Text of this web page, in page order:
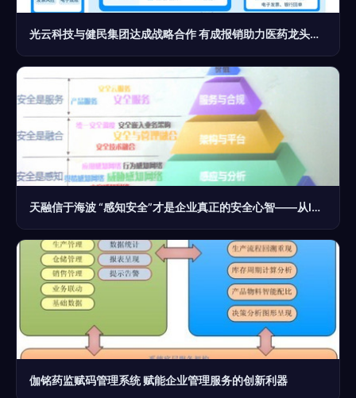
光云科技与健民集团达成战略合作 有成报销助力医药龙头财务数字化升级
天融信于海波 “感知安全”才是企业真正的安全心智——从IT168安全专区看企业管理服务升级
伽铭药监赋码管理系统 赋能企业管理服务的创新利器